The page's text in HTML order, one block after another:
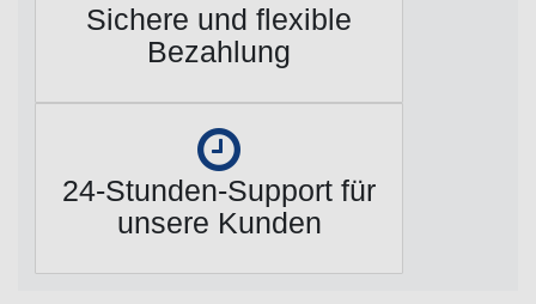
Sichere und flexible
Bezahlung
24-Stunden-Support für
unsere Kunden